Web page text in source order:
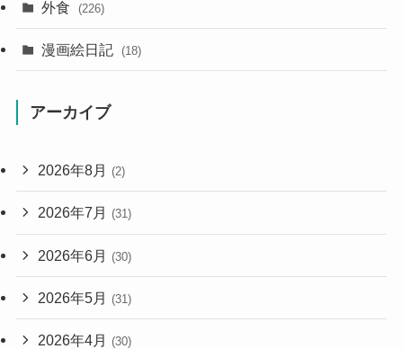
外食 (226)
漫画絵日記 (18)
アーカイブ
2026年8月 (2)
2026年7月 (31)
2026年6月 (30)
2026年5月 (31)
2026年4月 (30)